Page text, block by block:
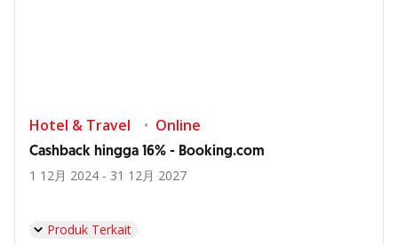
Hotel & Travel Online
Cashback hingga 16% - Booking.com
1 12月 2024 - 31 12月 2027
Produk Terkait